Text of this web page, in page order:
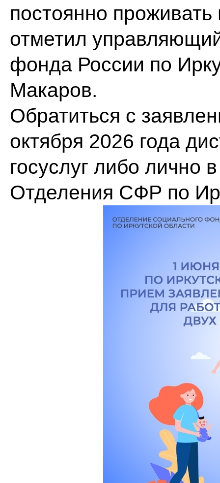
постоянно
отметил
фонда России по
Макаров.
Обратиться с
октября 2026 года
госуслуг либо лично
Отделения СФР по